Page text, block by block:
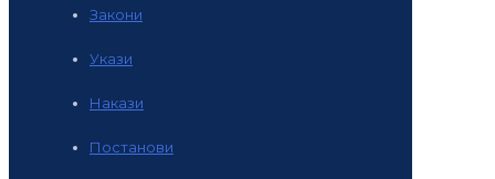
Закони
Укази
Накази
Постанови